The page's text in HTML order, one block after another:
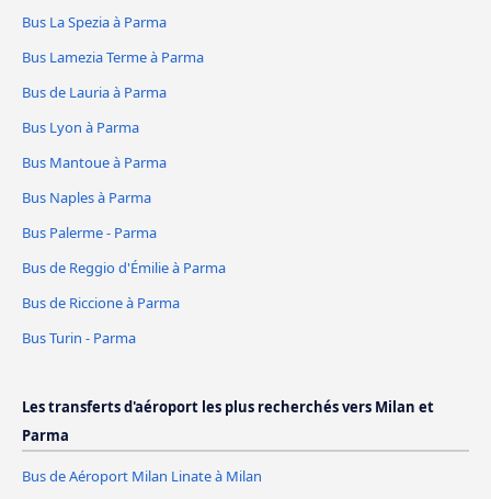
Bus La Spezia à Parma
Bus Lamezia Terme à Parma
Bus de Lauria à Parma
Bus Lyon à Parma
Bus Mantoue à Parma
Bus Naples à Parma
Bus Palerme - Parma
Bus de Reggio d'Émilie à Parma
Bus de Riccione à Parma
Bus Turin - Parma
Les transferts d'aéroport les plus recherchés vers Milan et
Parma
Bus de Aéroport Milan Linate à Milan